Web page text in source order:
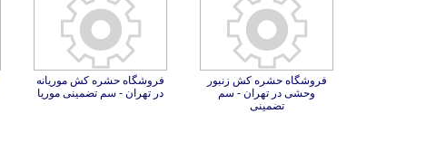
فروشگاه حشره کش زنبور
وحشی در تهران - سم
تضمینی
فروشگاه حشره کش موریانه
در تهران - سم تضمینی موریا